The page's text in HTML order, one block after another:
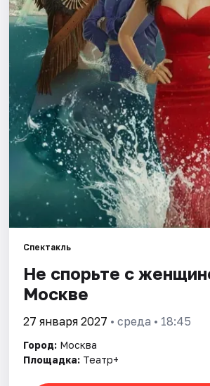
Площадки
Артисты
Рейтинги
Спектакль
Не спорьте с
Москве
27 января 2027 • среда • 18:45
Город: Москва
Площадка: Театр+